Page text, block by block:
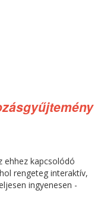
ehhez kapcsolódó
rengeteg interaktív,
ingyenesen -